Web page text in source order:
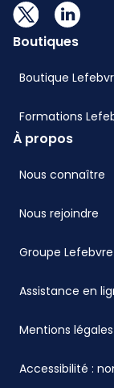
Boutiques
Boutique
Formations
À propos
Nous connaître
Nous rejoindre
Groupe Lefebvre
Assistance en
Mentions légales
Accessibilité :